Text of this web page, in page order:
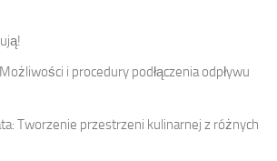
i procedury podłączenia odpływu
Tworzenie przestrzeni kulinarnej z różnych